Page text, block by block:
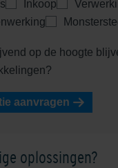
Inkoop
op de hoogte
aanvragen
oplossingen?